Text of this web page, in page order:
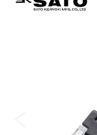
カ
温度計・湿度計